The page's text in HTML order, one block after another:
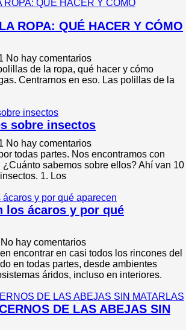
ROPA: QUÉ HACER Y CÓMO
No hay comentarios
de la ropa, qué hacer y cómo
Centrarnos en eso. Las polillas de la
sobre insectos
No hay comentarios
todas partes. Nos encontramos con
sabemos sobre ellos? Ahí van 10
1. Los
los ácaros y por qué
No hay comentarios
encontrar en casi todos los rincones del
en todas partes, desde ambientes
áridos, incluso en interiores.
DE LAS ABEJAS SIN